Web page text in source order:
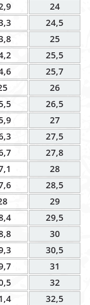
24
24,5
25
25,5
25,7
26
26,5
27
27,5
27,8
28
28,5
29
29,5
30
30,5
31
32
32,5